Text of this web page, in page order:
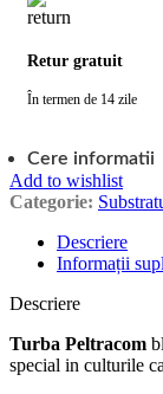
Retur gratuit
În termen de 14 zile
Cere informatii
Add to wishlist
Categorie:
Descriere
Informații
Descriere
Turba Peltracom
special in culturile